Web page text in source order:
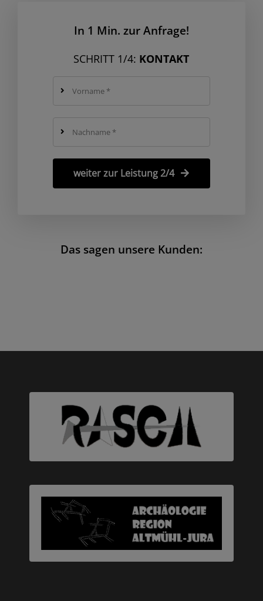
Das sagen unsere Kunden:
In 1 Min. zur Anfrage!
SCHRITT 1/4: KONTAKT
weiter zur Leistung 2/4